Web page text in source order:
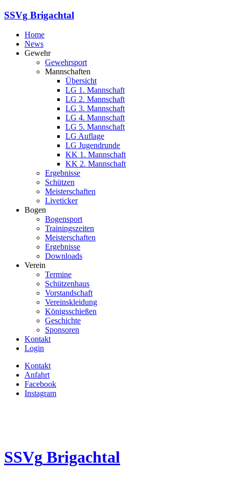
SSVg Brigachtal
Home
News
Gewehr
Gewehrsport
Mannschaften
Übersicht
LG 1. Mannschaft
LG 2. Mannschaft
LG 3. Mannschaft
LG 4. Mannschaft
LG 5. Mannschaft
LG Auflage
LG Jugendrunde
KK 1. Mannschaft
KK 2. Mannschaft
Ergebnisse
Schützen
Meisterschaften
Liveticker
Bogen
Bogensport
Trainingszeiten
Meisterschaften
Ergebnisse
Downloads
Verein
Termine
Schützenhaus
Vorstandschaft
Vereinskleidung
Königsschießen
Geschichte
Sponsoren
Kontakt
Login
Kontakt
Anfahrt
Facebook
Instagram
SSVg Brigachtal